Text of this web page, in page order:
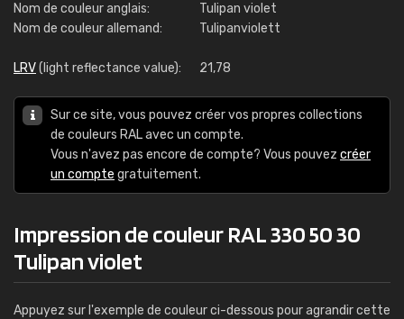
Nom de couleur anglais:
Tulipan violet
Nom de couleur allemand:
Tulipanviolett
LRV(light reflectance value): 21,78
Sur ce site, vous pouvez créer vos propres collections
de couleurs RAL avec un compte.
Vous n'avez pas encore de compte? Vous pouvez créer
un compte gratuitement.
Impression de couleur RAL 330 50 30
Tulipan violet
Appuyez sur l'exemple de couleur ci-dessous pour agrandir cette